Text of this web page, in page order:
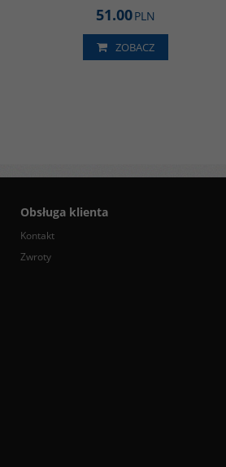
51.00PLN
ZOBACZ
Obsługa klienta
Kontakt
Zwroty